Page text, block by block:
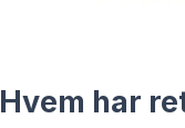
Hvem har